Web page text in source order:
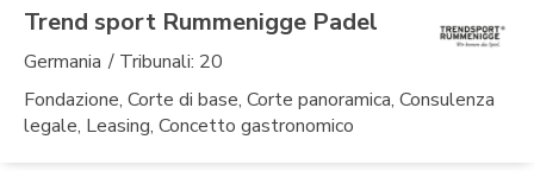
Trend sport Rummenigge Padel
Germania / Tribunali: 20
Fondazione, Corte di base, Corte panoramica, Consulenza
legale, Leasing, Concetto gastronomico